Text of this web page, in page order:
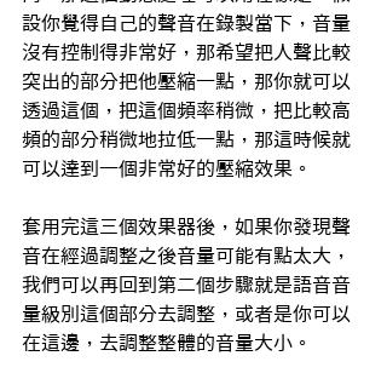
設你覺得自己的聲音在錄製當下，音量
沒有控制得非常好，那希望把人聲比較
突出的部分把他壓縮一點，那你就可以
透過這個，把這個頻率稍微，把比較高
頻的部分稍微地拉低一點，那這時候就
可以達到一個非常好的壓縮效果。
套用完這三個效果器後，如果你發現聲
音在經過調整之後音量可能有點太大，
我們可以再回到第二個步驟就是語音音
量級別這個部分去調整，或者是你可以
在這邊，去調整整體的音量大小。